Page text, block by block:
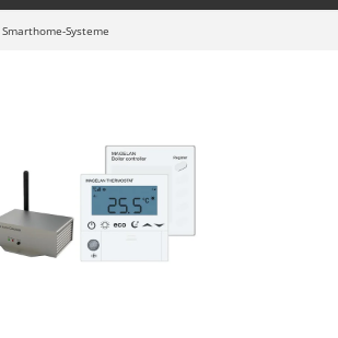
Smarthome-Systeme